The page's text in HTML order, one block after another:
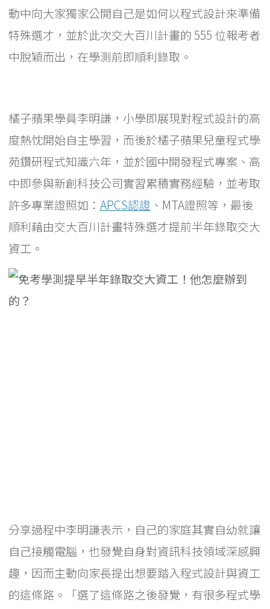
動中向大家獨家公開自己是如何以程式設計來準備
特殊選才，並於此次交大百川計畫的 555 位報考者
中脫穎而出，在學測前即順利錄取。
橘子蘋果學員李明謙，小學即展現對程式設計的高
度熱忱開始自主學習，而後於橘子蘋果兒童程式學
苑鑽研程式知識六年，並於國中開發程式專案、高
中即參與新創科技公司實習累積實務經驗，並考取
許多專業證照如： APCS認證 、MTA證照等，最後
順利藉由交大百川計畫特殊選才提前半年錄取交大
資工。
分享過程中李明謙表示，自己的家庭其實自幼就讓
自己接觸電腦，也發覺自身對資訊科技領域深感興
趣，因而主動向家長提出想要踏入程式設計與資工
的這條路。「選了這條路之後發覺，有很多程式學